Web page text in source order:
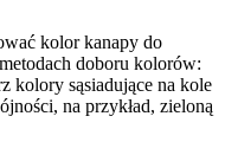
kolor kanapy do
doboru kolorów:
kolory sąsiadujące na kole
na przykład, zieloną